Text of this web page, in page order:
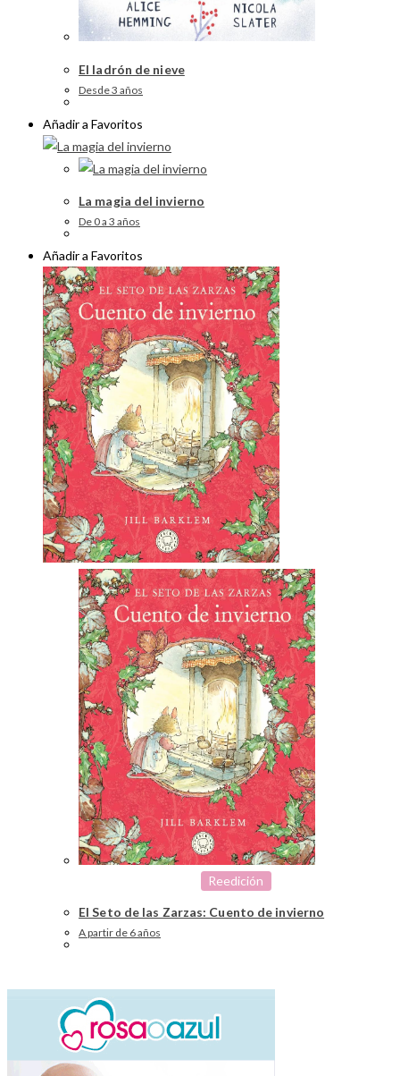
El ladrón de nieve
Desde 3 años
Añadir a Favoritos
La magia del invierno
De 0 a 3 años
Añadir a Favoritos
Reedición
El Seto de las Zarzas: Cuento de invierno
A partir de 6 años